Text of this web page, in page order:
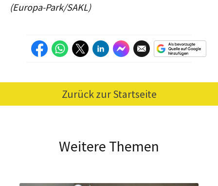
(Europa-Park/SAKL)
Zurück zur Startseite
Weitere Themen